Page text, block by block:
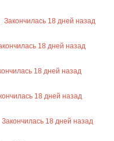
Закончилась 18 дней назад
18 дней назад
18 дней назад
18 дней назад
Закончилась 18 дней назад